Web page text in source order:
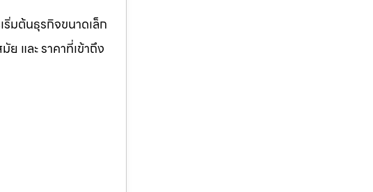
ริ่มต้นธุรกิจขนาดเล็ก
และ ราคาที่เข้าถึง